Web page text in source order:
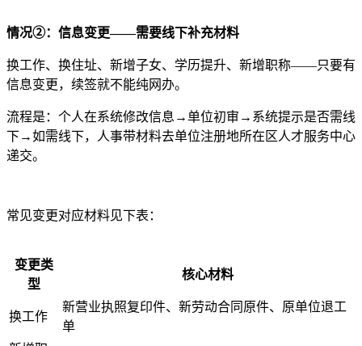
情况②：信息变更——需要线下补充材料
换工作、换住址、新增子女、学历提升、新增职称——只要有
信息变更，续签就不能纯网办。
流程是：个人在系统修改信息→单位初审→系统提示是否需线
下→如需线下，人事带材料去单位注册地所在区人才服务中心
递交。
常见变更对应材料见下表：
变更类
型
核心材料
换工作
新营业执照复印件、新劳动合同原件、原单位退工
单